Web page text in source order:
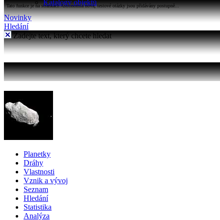
Katalogy objektů
Tato funkce je na stránkách Astronomia nová, testové otázky jsou přidávány postupně...
Novinky
Hledání
Zadejte text, který chcete hledat
Planetky
Dráhy
Vlastnosti
Vznik a vývoj
Seznam
Hledání
Statistika
Analýza